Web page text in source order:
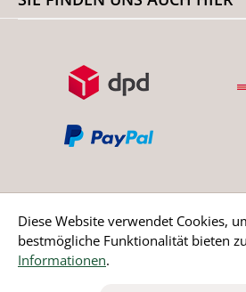
Bestellung
Diese Website verwendet Cookies,
bestmögliche Funktionalität bieten
Informationen.